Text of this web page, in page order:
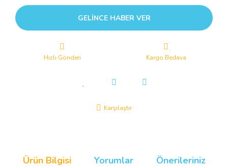
GELİNCE HABER VER
Hızlı Gönderi Kargo Bedava
Karşılaştır
Ürün Bilgisi Yorumlar Önerileriniz